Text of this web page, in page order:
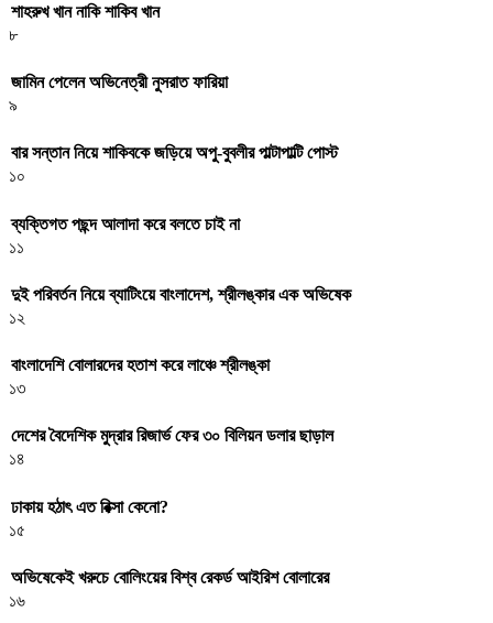
শাহরুখ খান নাকি শাকিব খান
৮
জামিন পেলেন অভিনেত্রী নুসরাত ফারিয়া
৯
বার সন্তান নিয়ে শাকিবকে জড়িয়ে অপু-বুবলীর পাল্টাপাল্টি পোস্ট
১০
ব্যক্তিগত পছন্দ আলাদা করে বলতে চাই না
১১
দুই পরিবর্তন নিয়ে ব্যাটিংয়ে বাংলাদেশ, শ্রীলঙ্কার এক অভিষেক
১২
বাংলাদেশি বোলারদের হতাশ করে লাঞ্চে শ্রীলঙ্কা
১৩
দেশের বৈদেশিক মুদ্রার রিজার্ভ ফের ৩০ বিলিয়ন ডলার ছাড়াল
১৪
ঢাকায় হঠাৎ এত রিক্সা কেনো?
১৫
অভিষেকেই খরুচে বোলিংয়ের বিশ্ব রেকর্ড আইরিশ বোলারের
১৬